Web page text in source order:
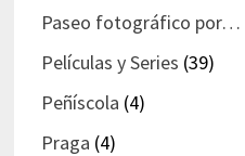
Paseo fotográfico por…
Películas y Series (39)
Peñíscola (4)
Praga (4)